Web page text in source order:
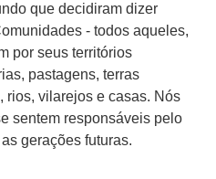
que decidiram dizer
- todos aqueles,
por seus territórios
pastagens, terras
rios, vilarejos e casas. Nós
sentem responsáveis pelo
gerações futuras.